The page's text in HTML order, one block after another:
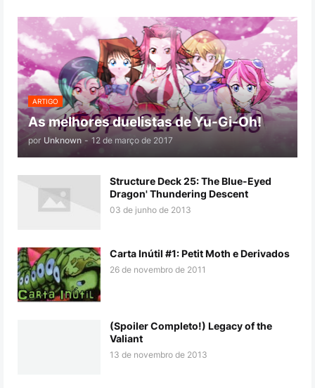
ARTIGO
As melhores duelistas de Yu-Gi-Oh!
por Unknown - 12 de março de 2017
Structure Deck 25: The Blue-Eyed
Dragon' Thundering Descent
03 de junho de 2013
Carta Inútil #1: Petit Moth e Derivados
26 de novembro de 2011
(Spoiler Completo!) Legacy of the
Valiant
13 de novembro de 2013